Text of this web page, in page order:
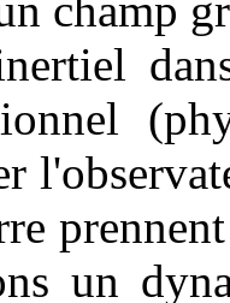
champ
un